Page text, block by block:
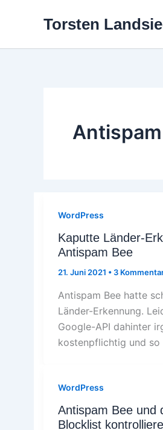
Torsten
WordPress
Kaputte Länder-
Antispam Bee
21. Juni 2021 • 3
Antispam Bee hatte
Länder-Erkennung.
Google-API dahinter
kostenpflichtig und
WordPress
Antispam Bee und
Blocklist